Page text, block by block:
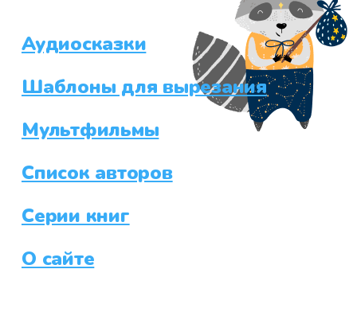
Аудиосказки
Шаблоны для вырезания
Мультфильмы
Список авторов
Серии книг
О сайте